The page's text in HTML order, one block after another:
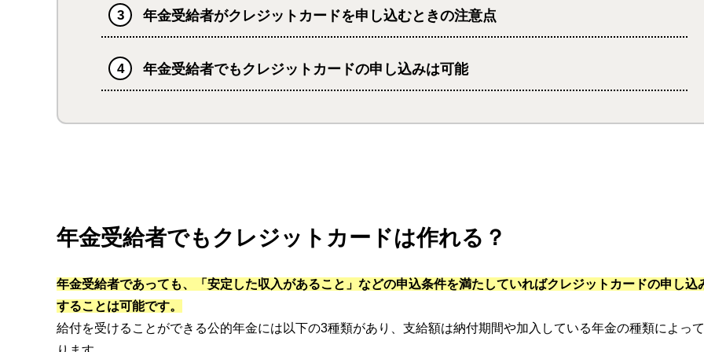
年金受給者がクレジットカードを申し込むときの注意点
年金受給者でもクレジットカードの申し込みは可能
年金受給者でもクレジットカードは作れる？
年金受給者であっても、「安定した収入があること」などの申込条件を満たしていればクレジットカードの申し込
することは可能です。
給付を受けることができる公的年金には以下の3種類があり、支給額は納付期間や加入している年金の種類によっ